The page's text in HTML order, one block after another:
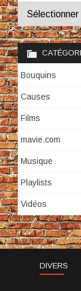
Archives
Bouquins
Causes
Films
mavie.com
Musique
Playlists
Vidéos
DIVERS